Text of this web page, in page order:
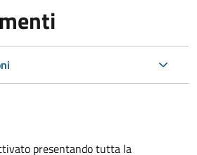
presentando tutta la